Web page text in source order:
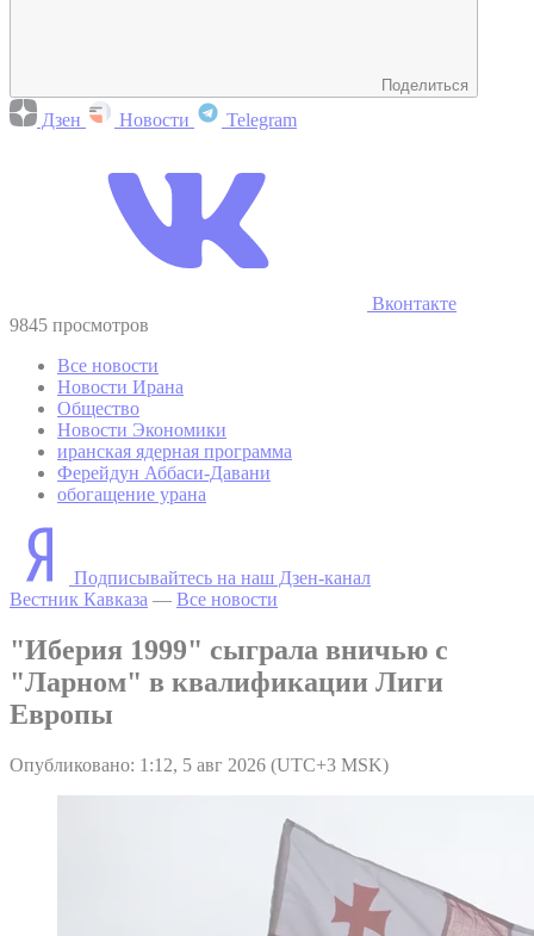
Поделиться
Дзен Новости Telegram
Вконтакте
9845 просмотров
Все новости
Новости Ирана
Общество
Новости Экономики
иранская ядерная программа
Ферейдун Аббаси-Давани
обогащение урана
Подписывайтесь на наш Дзен-канал
Вестник Кавказа — Все новости
"Иберия 1999" сыграла вничью с
"Ларном" в квалификации Лиги
Европы
Опубликовано: 1:12, 5 авг 2026 (UTC+3 MSK)